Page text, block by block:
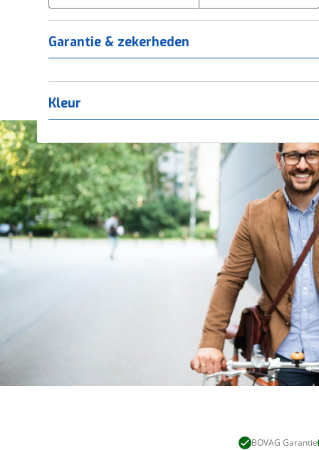
Tica
Garantie & zekerheden
Kleur
BOVAG Garantie